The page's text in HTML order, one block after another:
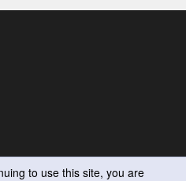
to use this site, you are